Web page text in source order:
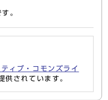
。
ィブ・コモンズライ
供されています。